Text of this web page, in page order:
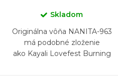
Skladom
Originálna vôňa NANITA-963
má podobné zloženie
ako Kayali Lovefest Burning